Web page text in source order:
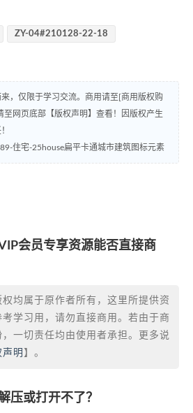
ZY-04#210128-22-18
，仅限于学习交流。商用请至[商用版权购
至网页底部【版权声明】查看！因版权产生
住宅-25house扁平卡通城市建筑图标元素
会员专享资源能否直接商
均属于原作者所有，这里所提供资
学习用，请勿直接商用。若由于商
一切责任均由使用者承担。更多说
声明 】。
压或打开不了？